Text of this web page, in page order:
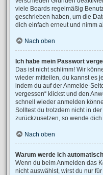
viele Boards regelmäßig
geschrieben haben, um die
dich einfach erneut und nimm
Nach oben
Ich habe mein Passwort
Das ist nicht schlimm! Wir
wieder mitteilen, du kannst es
indem du auf der Anmelde-
vergessen“ klickst und den
schnell wieder anmelden
Solltest du trotzdem nicht in
zurückzusetzen, so wende
Nach oben
Warum werde ich
Wenn du beim Anmelden das
nicht auswählst, wirst du nur